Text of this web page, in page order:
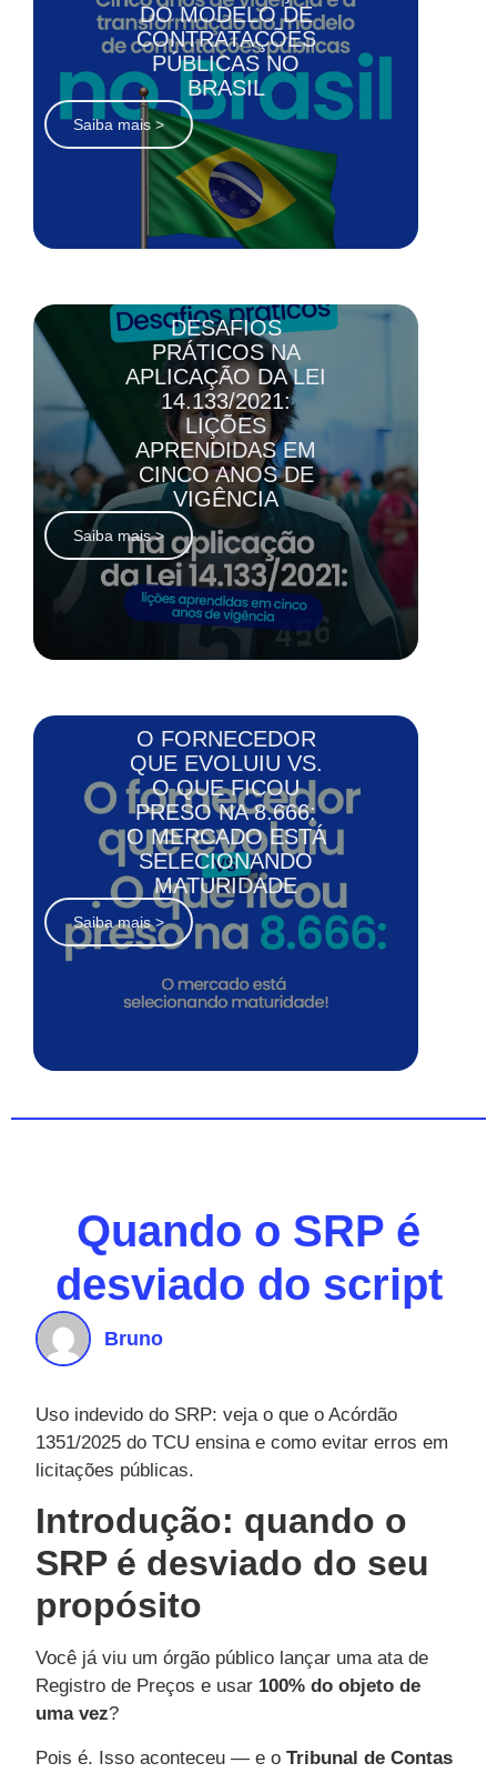
DO MODELO DE
CONTRATAÇÕES
PÚBLICAS NO
BRASIL
Saiba mais >
DESAFIOS
PRÁTICOS NA
APLICAÇÃO DA LEI
14.133/2021:
LIÇÕES
APRENDIDAS EM
CINCO ANOS DE
VIGÊNCIA
Saiba mais >
O FORNECEDOR
QUE EVOLUIU VS.
O QUE FICOU
PRESO NA 8.666:
O MERCADO ESTÁ
SELECIONANDO
MATURIDADE
Saiba mais >
Quando o SRP é
desviado do script
Bruno
Uso indevido do SRP: veja o que o Acórdão
1351/2025 do TCU ensina e como evitar erros em
licitações públicas.
Introdução: quando o
SRP é desviado do seu
propósito
Você já viu um órgão público lançar uma ata de
Registro de Preços e usar 100% do objeto de
uma vez?
Pois é. Isso aconteceu — e o Tribunal de Contas